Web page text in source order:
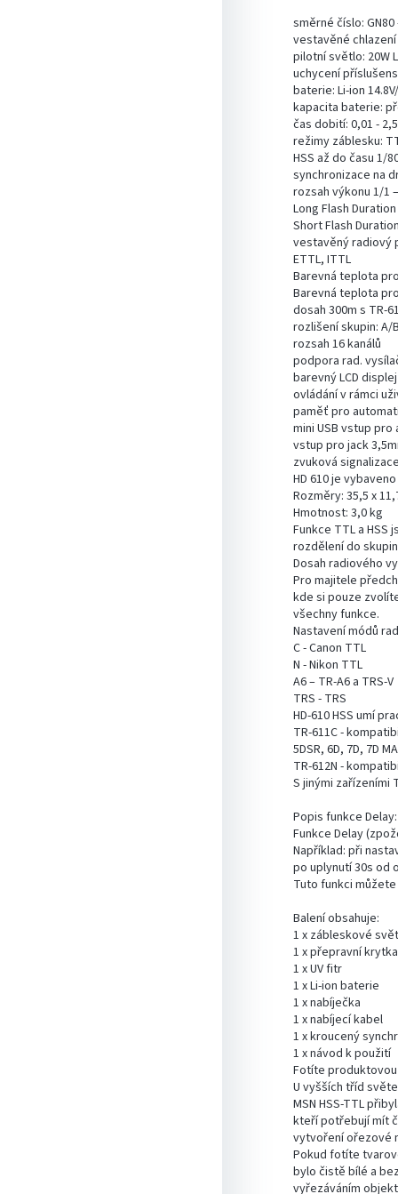
směrné číslo: GN80
vestavěné
pilotní světlo: 20W
uchycení
baterie: Li-ion
kapacita baterie:
čas dobití: 0,01 -
režimy záblesku:
HSS až do času 1/
synchronizace na
rozsah výkonu 1/1
Long Flash
Short Flash
vestavěný radiový
ETTL, ITTL
Barevná teplota
Barevná teplota pro
dosah 300m s TR-
rozlišení skupin: A/
rozsah 16 kanálů
podpora rad.
barevný LCD displej
ovládání v rámci
paměť pro
mini USB vstup
vstup pro jack
zvuková signalizace
HD 610 je
Rozměry: 35,5 x
Hmotnost: 3,0 kg
Funkce TTL a HSS
rozdělení do
Dosah radiového
Pro majitele
kde si pouze
všechny funkce.
Nastavení módů
C - Canon TTL
N - Nikon TTL
A6 – TR-A6 a TRS-V
TRS - TRS
HD-610 HSS umí
TR-611C -
5DSR, 6D, 7D, 7D
TR-612N -
S jinými zařízeními
Popis funkce Delay:
Funkce Delay
Například: při
po uplynutí 30s od
Tuto funkci
Balení obsahuje:
1 x zábleskové
1 x přepravní
1 x UV fitr
1 x Li-ion baterie
1 x nabíječka
1 x nabíjecí kabel
1 x kroucený
1 x návod k použití
Fotíte
U vyšších tříd
MSN HSS-TTL
kteří potřebují mít
vytvoření ořezové
Pokud fotíte
bylo čistě bílé a
vyřezáváním